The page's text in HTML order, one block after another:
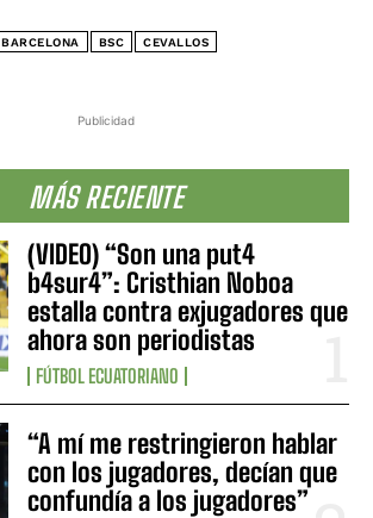
Publicidad
MÁS RECIENTE
(VIDEO) “Son una put4
b4sur4”: Cristhian Noboa
estalla contra exjugadores que
ahora son periodistas
FÚTBOL ECUATORIANO
“A mí me restringieron hablar
con los jugadores, decían que
confundía a los jugadores”
BARCELONA BSC CEVALLOS